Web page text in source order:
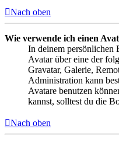
Nach oben
Wie verwende ich einen
In deinem persönlichen
Avatar über eine der
Gravatar, Galerie,
Administration kann
Avatare benutzen
kannst, solltest du die
Nach oben